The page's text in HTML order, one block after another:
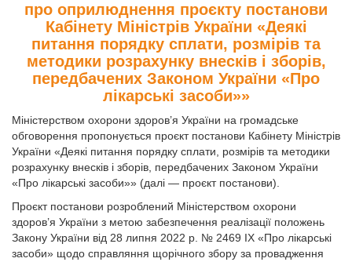
про оприлюднення проєкту постанови
Кабінету Міністрів України «Деякі
питання порядку сплати, розмірів та
методики розрахунку внесків і зборів,
передбачених Законом України «Про
лікарські засоби»»
Міністерством охорони здоров’я України на громадське
обговорення пропонується проєкт постанови Кабінету Міністрів
України «Деякі питання порядку сплати, розмірів та методики
розрахунку внесків і зборів, передбачених Законом України
«Про лікарські засоби»» (далі — проєкт постанови).
Проєкт постанови розроблений Міністерством охорони
здоров’я України з метою забезпечення реалізації положень
Закону України від 28 липня 2022 р. № 2469 IX «Про лікарські
засоби» щодо справляння щорічного збору за провадження